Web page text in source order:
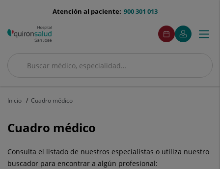
menu-
900 301 013
Atención al paciente:
Buscar
Buscar
menuAcceso
Pedir
cita
Este
enlace
se
en
Mi
Quirónsalud
Este
enlace
se
en
ventana
nueva.
Menú
Inicio Cuadro médico
Cuadro médico
Consulta el listado de nuestros especialistas o utiliza nuestro
buscador para encontrar a algún profesional: